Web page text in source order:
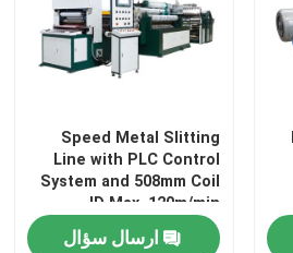
Speed Metal Slitting
Line with PLC Control
System and 508mm Coil
ID Max. 120m/min
Slitting Speed
ارسال سؤال